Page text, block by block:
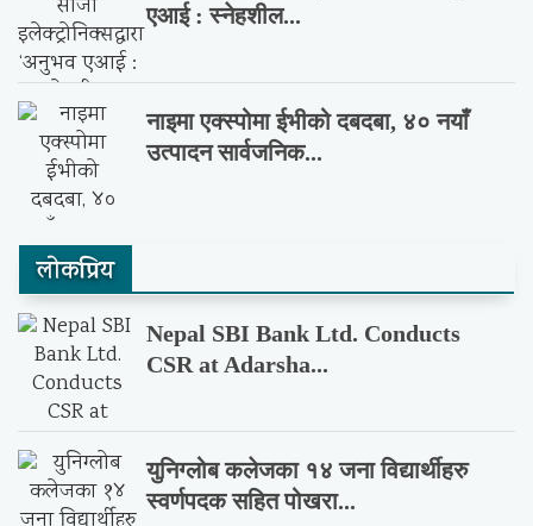
एआई : स्नेहशील...
नाइमा एक्स्पोमा ईभीको दबदबा, ४० नयाँ
उत्पादन सार्वजनिक...
लाेकप्रिय
Nepal SBI Bank Ltd. Conducts
CSR at Adarsha...
युनिग्लोब कलेजका १४ जना विद्यार्थीहरु
स्वर्णपदक सहित पोखरा...